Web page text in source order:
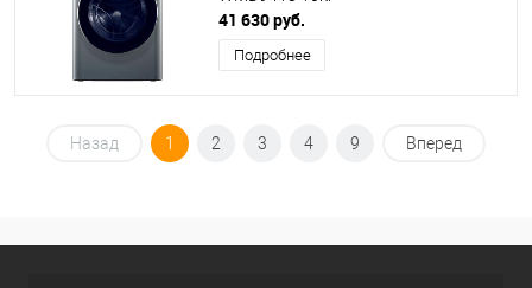
41 630 руб.
Подробнее
Назад 1 2 3 4 9 Вперед